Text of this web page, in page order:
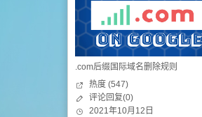
.com后缀国际域名删除规则
热度 (547)
评论回复(0)
2021年10月12日